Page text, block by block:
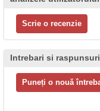
Intrebari si raspunsuri